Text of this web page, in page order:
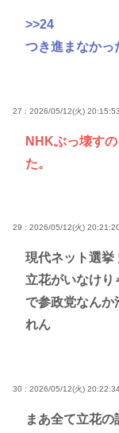
>>24
つき進まなかっ
27 : 2026/05/12(火)
NHKぶっ壊す
た。
29 : 2026/05/12(火)
現代ネット選挙
立花がいなけり
で参政党なんか
れん
30 : 2026/05/12(火)
まあ全て立花